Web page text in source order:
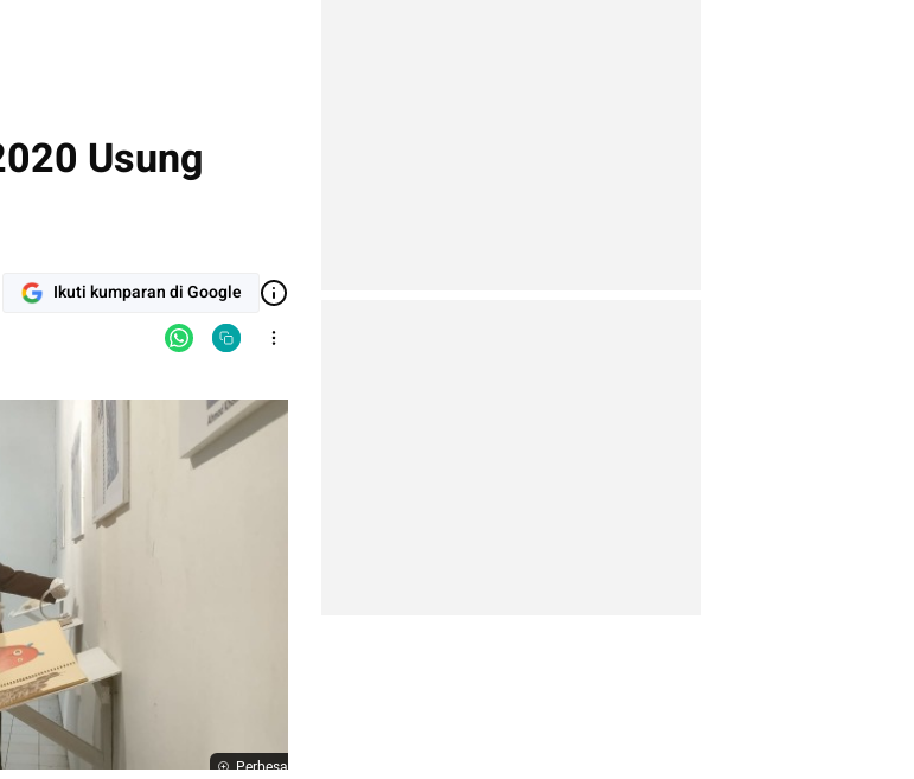
Usung
Ikuti kumparan di Google
Perbesar